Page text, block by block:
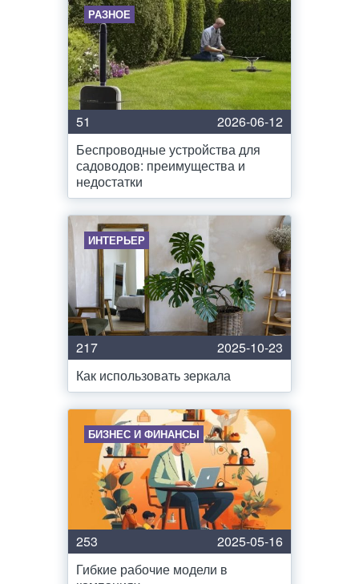
РАЗНОЕ
51
2026-06-12
Беспроводные устройства для
садоводов: преимущества и
недостатки
ИНТЕРЬЕР
217
2025-10-23
Как использовать зеркала
БИЗНЕС И ФИНАНСЫ
253
2025-05-16
Гибкие рабочие модели в